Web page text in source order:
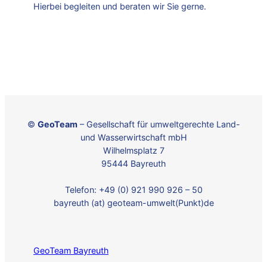
Hierbei begleiten und beraten wir Sie gerne.
© GeoTeam– Gesellschaft für umweltgerechte Land-
und Wasserwirtschaft mbH
Wilhelmsplatz 7
95444 Bayreuth
Telefon: +49 (0) 921 990 926 – 50
bayreuth (at) geoteam-umwelt(Punkt)de
GeoTeam Bayreuth